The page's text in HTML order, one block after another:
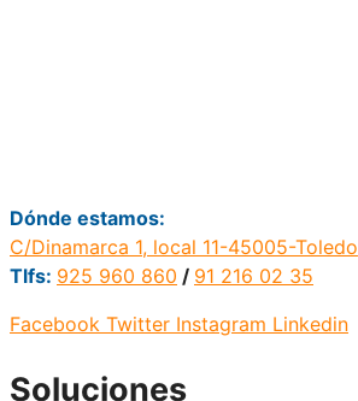
Dónde estamos:
C/Dinamarca 1, local 11-45005-Toledo
Tlfs: 925 960 860 / 91 216 02 35
Facebook Twitter Instagram Linkedin
Soluciones